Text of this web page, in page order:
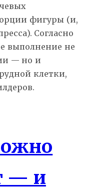
фигуры (и,
Согласно
выполнение не
— но и
клетки,
— и